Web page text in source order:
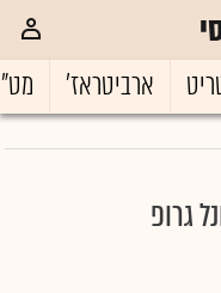
ארביטראז'
גרופ